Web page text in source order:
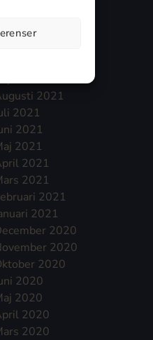
2021
2021
2021
2021
2021
2021
2021
2021
2021
2020
2020
2020
2020
2020
2020
2020